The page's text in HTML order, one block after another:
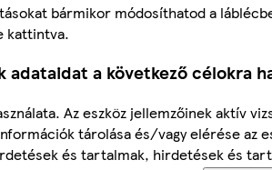
bármikor módosíthatod a
kattintva.
adataidat a következő célokra
Az eszköz jellemzőinek aktív
tárolása és/vagy elérése az
és tartalmak, hirdetések és